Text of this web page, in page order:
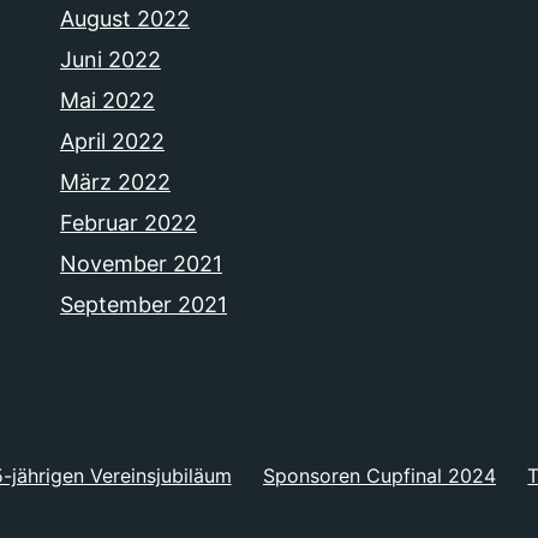
August 2022
Juni 2022
Mai 2022
April 2022
März 2022
Februar 2022
November 2021
September 2021
jährigen Vereinsjubiläum Sponsoren Cupfinal 2024